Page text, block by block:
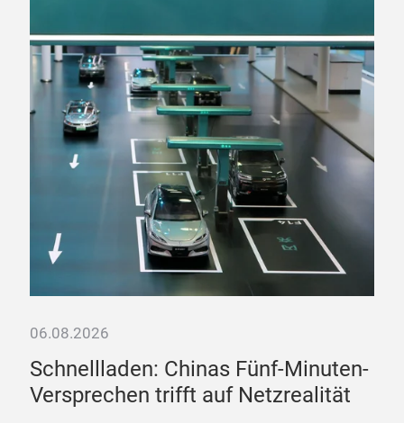
06.08.2026
Schnellladen: Chinas Fünf-Minuten-
Versprechen trifft auf Netzrealität